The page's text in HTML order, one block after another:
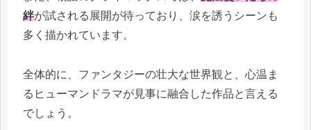
絆が試される展開が待っており、涙を誘うシーンも
多く描かれています。
全体的に、ファンタジーの壮大な世界観と、心温ま
るヒューマンドラマが見事に融合した作品と言える
でしょう。